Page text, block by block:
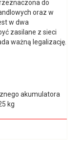
do
oraz w
w dwa
zasilane z sieci
ważną legalizację.
akumulatora
kg